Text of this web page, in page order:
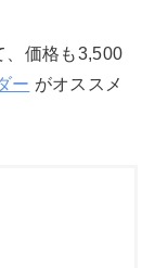
、価格も3,500
ー がオススメ